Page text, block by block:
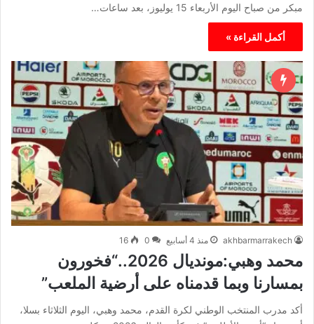
مبكر من صباح اليوم الأربعاء 15 يوليوز، بعد ساعات…
أكمل القراءة »
akhbarmarrakech منذ 4 أسابيع 0
16
محمد وهبي:مونديال 2026..“فخورون
بمسارنا وبما قدمناه على أرضية الملعب”
أكد مدرب المنتخب الوطني لكرة القدم، محمد وهبي، اليوم الثلاثاء بسلا،